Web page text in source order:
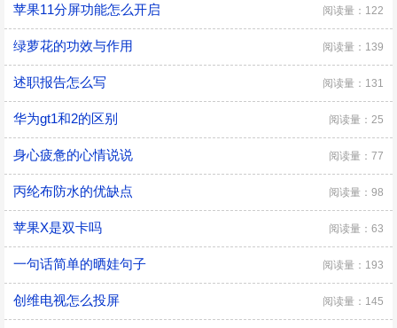
苹果11分屏功能怎么开启 阅读量：122
绿萝花的功效与作用 阅读量：139
述职报告怎么写 阅读量：131
华为gt1和2的区别 阅读量：25
身心疲惫的心情说说 阅读量：77
丙纶布防水的优缺点 阅读量：98
苹果X是双卡吗 阅读量：63
一句话简单的晒娃句子 阅读量：193
创维电视怎么投屏 阅读量：145